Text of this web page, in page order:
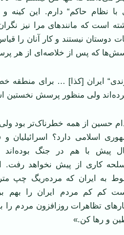
با نظام حاکم“ دارم. اين کينه
است که مانندهای مرا نيز
دوستان نيستند و کار آنان را
که پس از خلاصه‌ای از هر
ايران [کذا] … برای منطقه
ولی منظور پرسش نخستين
حسين از همه خطرناک‌تر بود ولی
اسلامی دارد؟ اسرائيليان و
پيش با هم در جنگ بوده‌اند
اسلحه کاری از پيش نخواهد
به ايران که مرده‌ريگ چپ
کم کم مردم ايران را بهم
تظاهرات روزافزون مردم را
و رها کن.»